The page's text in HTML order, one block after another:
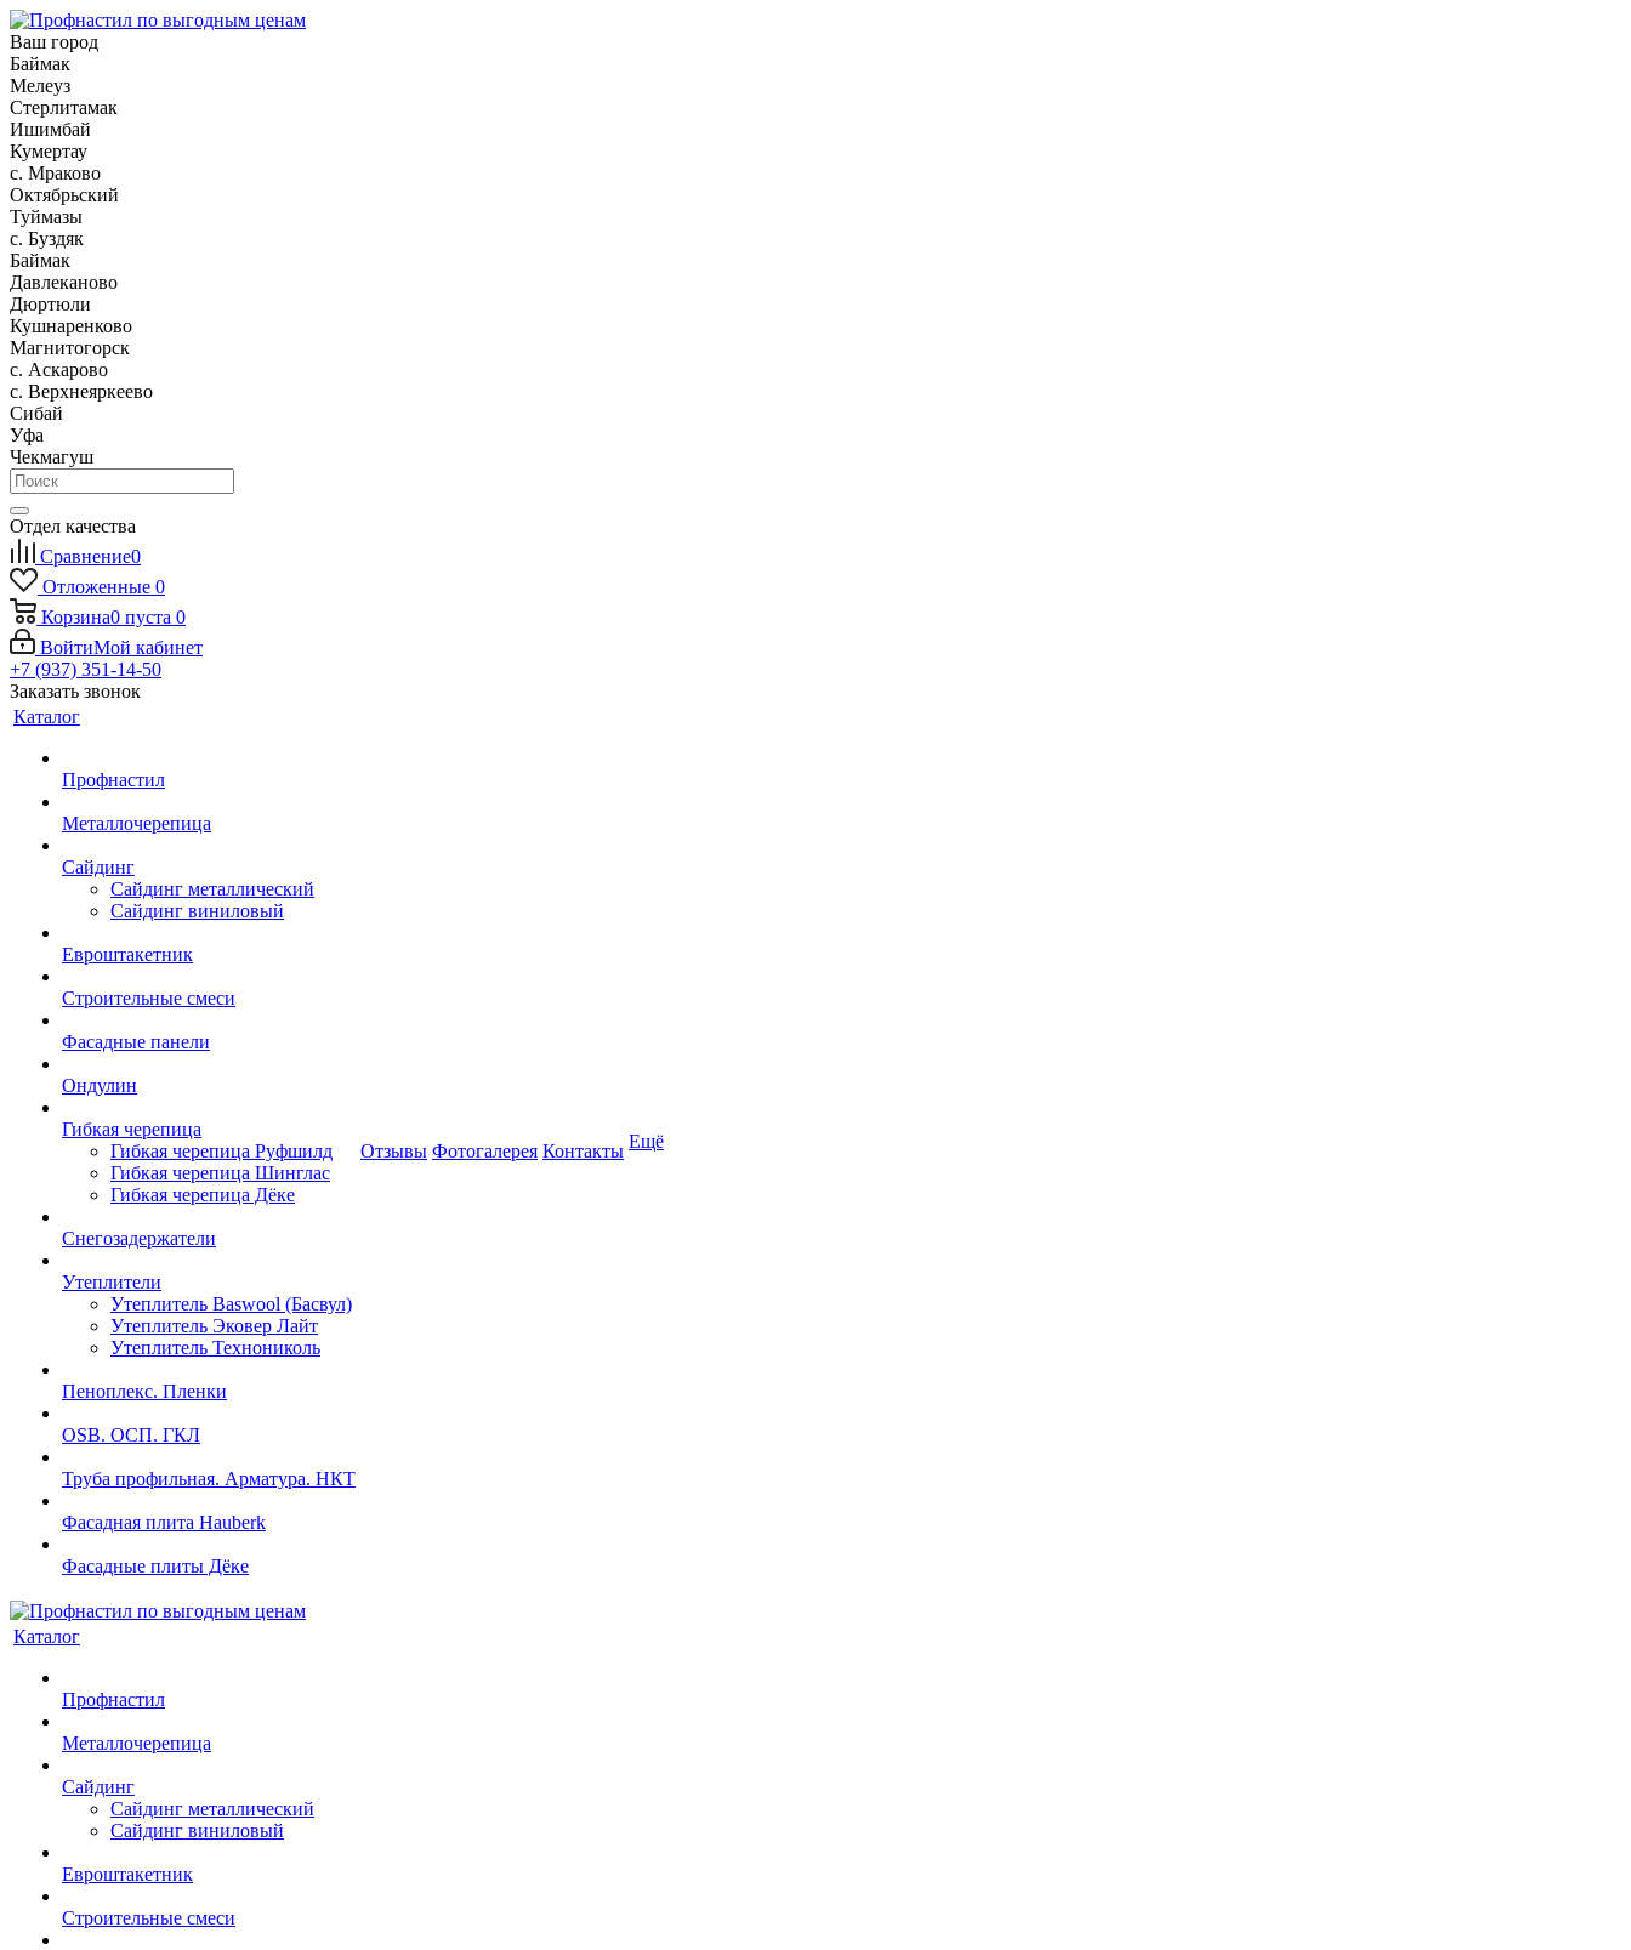
Ваш город
Баймак
Мелеуз
Стерлитамак
Ишимбай
Кумертау
c. Мраково
Октябрьский
Туймазы
c. Буздяк
Баймак
Давлеканово
Дюртюли
Кушнаренково
Магнитогорск
с. Аскарово
с. Верхнеяркеево
Сибай
Уфа
Чекмагуш
Отдел качества
Сравнение0
Отложенные 0
Корзина0 пуста 0
ВойтиМой кабинет
+7 (937) 351-14-50
Заказать звонок
Каталог
Профнастил
Металлочерепица
Сайдинг
Сайдинг металлический
Сайдинг виниловый
Евроштакетник
Строительные смеси
Фасадные панели
Ондулин
Гибкая черепица
Гибкая черепица Руфшилд
Гибкая черепица Шинглас
Гибкая черепица Дёке
Снегозадержатели
Утеплители
Утеплитель Baswool (Басвул)
Утеплитель Эковер Лайт
Утеплитель Технониколь
Пеноплекс. Пленки
OSB. ОСП. ГКЛ
Труба профильная. Арматура. НКТ
Фасадная плита Hauberk
Фасадные плиты Дёке
Отзывы Фотогалерея Контакты Ещё
Каталог
Профнастил
Металлочерепица
Сайдинг
Сайдинг металлический
Сайдинг виниловый
Евроштакетник
Строительные смеси